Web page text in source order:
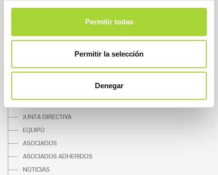
Permitir todas
Permitir la selección
Denegar
JUNTA DIRECTIVA
EQUIPO
ASOCIADOS
ASOCIADOS ADHERIDOS
NOTICIAS